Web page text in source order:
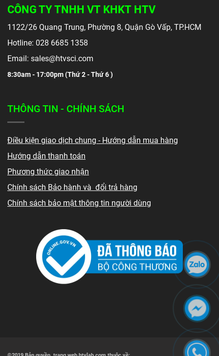
CÔNG TY TNHH VT KHKT HTV
1122/26 Quang Trung, Phường 8, Quận Gò Vấp, TP.HCM
Hotline: 028 6685 1358
Email: sales@htvsci.com
8:30am - 17:00pm (Thứ 2 - Thứ 6 )
THÔNG TIN - CHÍNH SÁCH
Điều kiện giao dịch chung - Hướng dẫn mua hàng
Hướng dẫn thanh toán
Phương thức giao nhận
Chính sách Bảo hành và đổi trả hàng
Chính sách bảo mật thông tin người dùng